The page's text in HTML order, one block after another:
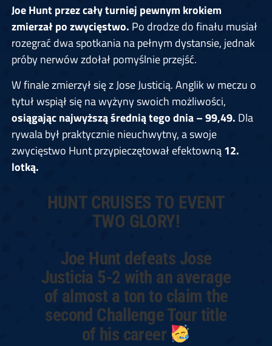
Joe Hunt przez cały turniej pewnym krokiem
zmierzał po zwycięstwo. Po drodze do finału musiał
rozegrać dwa spotkania na pełnym dystansie, jednak
próby nerwów zdołał pomyślnie przejść.
W finale zmierzył się z Jose Justicią. Anglik w meczu o
tytuł wspiął się na wyżyny swoich możliwości,
osiągając najwyższą średnią tego dnia – 99,49. Dla
rywala był praktycznie nieuchwytny, a swoje
zwycięstwo Hunt przypieczętował efektowną12.
lotką.
HUNT CRUISES TO EVENT
TWO GLORY!
Joe Hunt defeats Jose
Justicia 5-2 with an average
of almost a ton to claim the
second Challenge Tour title
of his career